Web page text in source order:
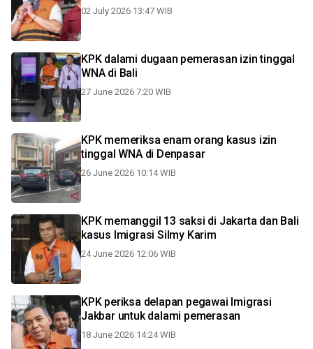
02 July 2026 13:47 WIB
KPK dalami dugaan pemerasan izin tinggal
WNA di Bali
27 June 2026 7:20 WIB
KPK memeriksa enam orang kasus izin
tinggal WNA di Denpasar
26 June 2026 10:14 WIB
KPK memanggil 13 saksi di Jakarta dan Bali
kasus Imigrasi Silmy Karim
24 June 2026 12:06 WIB
KPK periksa delapan pegawai Imigrasi
Jakbar untuk dalami pemerasan
18 June 2026 14:24 WIB